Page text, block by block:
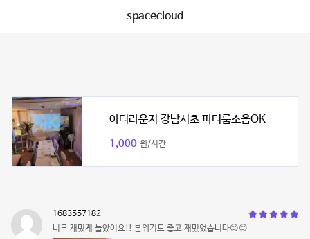
spacecloud
아티라운지 강남서초 파티룸소음OK
1,000 원/시간
1683557182
너무 재밌게 놀았어요!! 분위기도 좋고 재밌었습니다😊😊